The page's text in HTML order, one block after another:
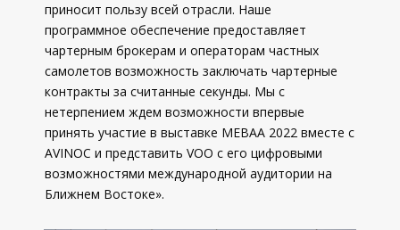
приносит пользу всей отрасли. Наше
программное обеспечение предоставляет
чартерным брокерам и операторам частных
самолетов возможность заключать чартерные
контракты за считанные секунды. Мы с
нетерпением ждем возможности впервые
принять участие в выставке MEBAA 2022 вместе с
AVINOC и представить VOO с его цифровыми
возможностями международной аудитории на
Ближнем Востоке».